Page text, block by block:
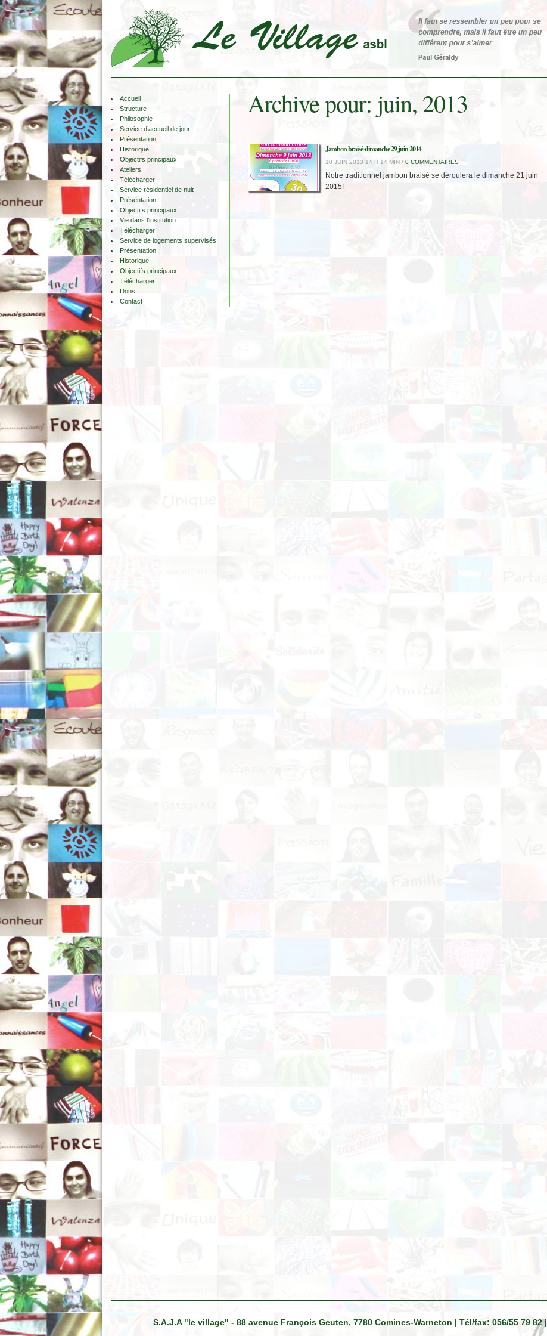
Archive pour: juin, 2013
Accueil
Structure
Philosophie
Service d’accueil de jour
Présentation
Historique
Objectifs principaux
Ateliers
Télécharger
Service résidentiel de nuit
Présentation
Objectifs principaux
Vie dans l’institution
Télécharger
Service de logements supervisés
Présentation
Historique
Objectifs principaux
Télécharger
Dons
Contact
Jambon braisé-dimanche 29 juin 2014
10 JUIN 2013 14 H 14 MIN / 0 COMMENTAIRES
Notre traditionnel jambon braisé se déroulera le dimanche 21 juin
2015!
S.A.J.A "le village" - 88 avenue François Geuten, 7780 Comines-Warneton | Tél/fax: 056/55 79 82 |